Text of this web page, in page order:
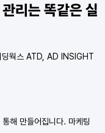
리는 똑같은 실
딩웍스 ATD, AD INSIGHT
해 만들어집니다. 마케팅